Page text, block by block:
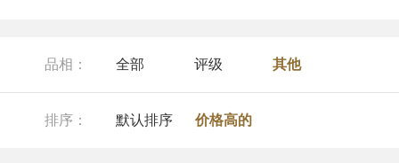
品相： 全部 评级 其他
排序： 默认排序 价格高的